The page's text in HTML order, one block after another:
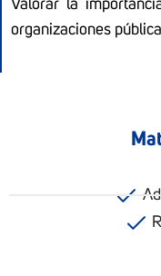
Valorar la
organizaciones